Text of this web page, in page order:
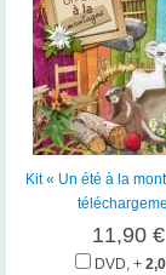
Kit « Un été à la
11,90 €
DVD, +